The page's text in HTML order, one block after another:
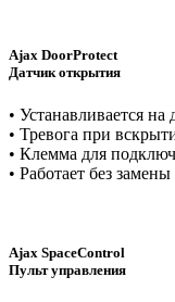
Ajax DoorProtect
Датчик открытия
• Устанавливается
• Тревога при
• Клемма для
• Работает без
Ajax SpaceControl
Пульт управления